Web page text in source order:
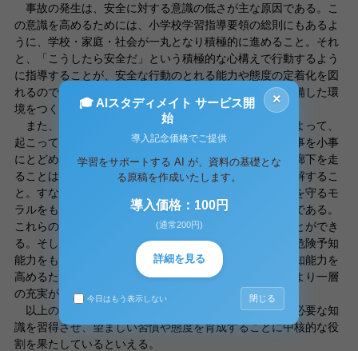
事故の発生は、安全に対する意識の低さが主な原因である。こ
の意識を高めるためには、小学校学習指導要領の総則にもあるよ
うに、学校・家庭・社会が一丸となり積極的に進めること。それ
と、「こうしたら安全だ」という積極的な心構えで行動するよう
に指導することが、安全な行動のとれる能力や態度の定着化を図
れるのである。その上に、安全に活動が出来るように整備した環
境をつくりあげる安全管理が必要である。
また、事故発生のほとんどが、児童の不完全な行動によって、
起こっていることが多い。このことは、転倒しても、大事を小事
にとどめる身体の活動能力を身につけること。それと、廊下を走
ることは危険であるので、静かに歩くことの必然性を理解するこ
と。すなわち、安全に対する知識の理解。そして、それを守るモ
ラルをもつこと。つまり、安全に対する道徳性の定着化である。
これらの定着化によって、初めて行動の安全化を図ることができ
る。そして、危険なことを事前に察知することができる危険予知
能力をも身につけることが出来るのである。この危険予知能力を
高めるため、今まで、述べてきた安全教育・安全管理のより一層
の充実が必要なのである。
以上のように、体育科は、現在及び将来の安全生活に必要な知
識を習得させ、望ましい習慣や態度を育成することに中核的な役
割を果たしているといえる。
×
🎓 AIスタディメイト サービス開
始
導入記念価格でご提供
学習をサポートする AI が、資料の基礎とな
る原稿を作成いたします。
導入価格：100円
(通常200円)
詳細を見る
今日はもう表示しない 閉じる